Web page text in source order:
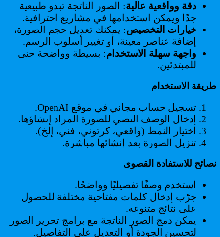
دقة وواقعية عالية: الصور الناتجة تبدو طبيعية
جدًا ويمكن استخدامها في مشاريع احترافية.
خيارات التخصيص: يمكنك تعديل حجم الصورة،
إضافة عناصر معينة، أو تغيير أسلوب الرسم.
واجهة سهلة الاستخدام: بسيطة وواضحة حتى
للمبتدئين.
طريقة الاستخدام
تسجيل حساب مجاني في موقع OpenAI.
إدخال الوصف النصي للصورة المراد إنشاؤها.
اختيار النمط (واقعي، كرتوني، فني، إلخ).
تنزيل الصورة بعد إنشائها مباشرة.
نصائح للاستفادة القصوى
استخدم وصفًا تفصيليًا وواضحًا.
جرّب إدخال كلمات مفتاحية مختلفة للحصول
على نتائج متنوعة.
يمكن دمج الصور الناتجة مع برامج تحرير الصور
لتحسين الجودة أو التعديل على التفاصيل.